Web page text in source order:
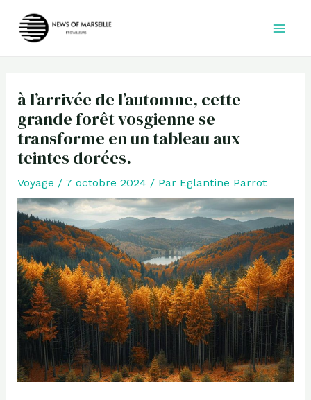
à l’arrivée de l’automne, cette
grande forêt vosgienne se
transforme en un tableau aux
teintes dorées.
Voyage / 7 octobre 2024 / Par Eglantine Parrot